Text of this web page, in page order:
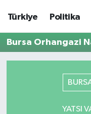
Türkiye Politika
Bursa Orhangazi
YATSI
Politika
Tüm Manşetler
Son Dakika
Haber Arşivi